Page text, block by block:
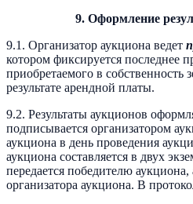
9. Оформление
9.1. Организатор аукциона ведет
котором фиксируется последнее
приобретаемого в собственность
результате арендной платы.
9.2. Результаты аукционов
подписывается организатором
аукциона в день проведения
аукциона составляется в двух
передается победителю аукциона,
организатора аукциона. В